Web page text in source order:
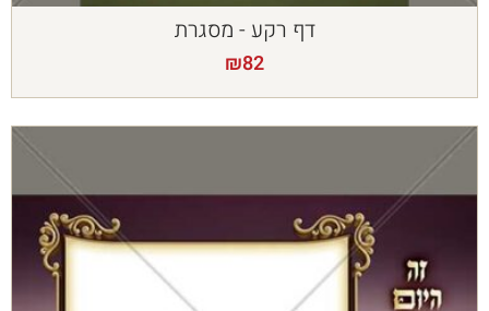
דף רקע - מסגרת
₪82